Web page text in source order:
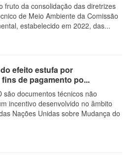
fruto da consolidação das diretrizes
de Meio Ambiente da Comissão
estabelecido em 2022, das...
efeito estufa por
de pagamento po...
são documentos técnicos não
incentivo desenvolvido no âmbito
Nações Unidas sobre Mudança do